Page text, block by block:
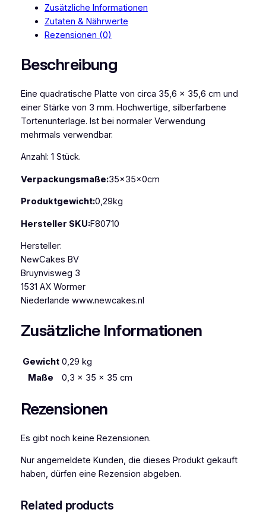
Zusätzliche Informationen
Zutaten & Nährwerte
Rezensionen (0)
Beschreibung
Eine quadratische Platte von circa 35,6 x 35,6 cm und
einer Stärke von 3 mm. Hochwertige, silberfarbene
Tortenunterlage. Ist bei normaler Verwendung
mehrmals verwendbar.
Anzahl: 1 Stück.
Verpackungsmaße:35x35x0cm
Produktgewicht:0,29kg
Hersteller SKU:F80710
Hersteller:
NewCakes BV
Bruynvisweg 3
1531 AX Wormer
Niederlande www.newcakes.nl
Zusätzliche Informationen
Gewicht 0,29 kg
Maße
0,3 × 35 × 35 cm
Rezensionen
Es gibt noch keine Rezensionen.
Nur angemeldete Kunden, die dieses Produkt gekauft
haben, dürfen eine Rezension abgeben.
Related products